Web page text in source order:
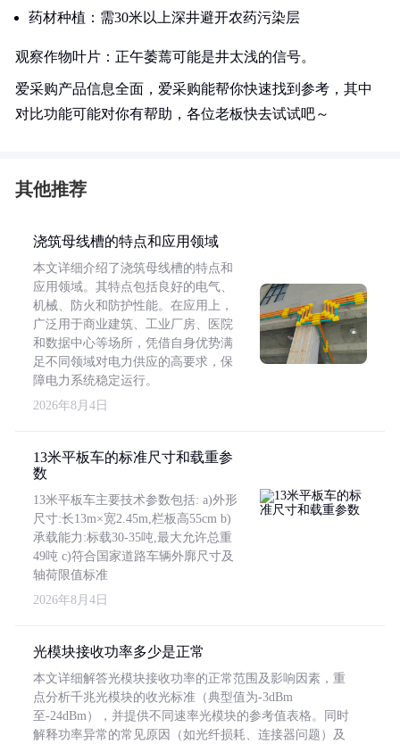
药材种植：需30米以上深井避开农药污染层
观察作物叶片：正午萎蔫可能是井太浅的信号。
爱采购产品信息全面，爱采购能帮你快速找到参考，其中
对比功能可能对你有帮助，各位老板快去试试吧～
其他推荐
浇筑母线槽的特点和应用领域
本文详细介绍了浇筑母线槽的特点和
应用领域。其特点包括良好的电气、
机械、防火和防护性能。在应用上，
广泛用于商业建筑、工业厂房、医院
和数据中心等场所，凭借自身优势满
足不同领域对电力供应的高要求，保
障电力系统稳定运行。
2026年8月4日
13米平板车的标准尺寸和载重参
数
13米平板车主要技术参数包括: a)外形
尺寸:长13m×宽2.45m,栏板高55cm b)
承载能力:标载30-35吨,最大允许总重
49吨 c)符合国家道路车辆外廓尺寸及
轴荷限值标准
2026年8月4日
光模块接收功率多少是正常
本文详细解答光模块接收功率的正常范围及影响因素，重
点分析千兆光模块的收光标准（典型值为-3dBm
至-24dBm），并提供不同速率光模块的参考值表格。同时
解释功率异常的常见原因（如光纤损耗、连接器问题）及